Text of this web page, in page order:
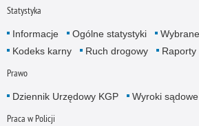
Statystyka
Informacje Ogólne statystyki
Kodeks karny
Ruch drogowy Raporty
Prawo
Dziennik Urzędowy KGP Wyroki sądowe
Praca w Policji